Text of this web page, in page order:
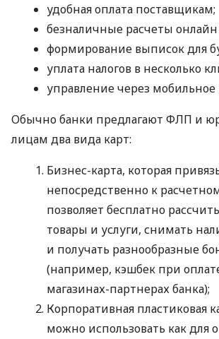
удобная оплата поставщикам;
безналичные расчеты
формирование выписок для
уплата налогов в несколько
управление через
Обычно банки предлагают ФЛП и
лицам два вида карт:
Бизнес-карта, которая
непосредственно к
позволяет бесплатно
товары и услуги, снимать
и получать разнообразные
(например, кэшбек при
магазинах-партнерах банка);
Корпоративная пластиковая
можно использовать как для